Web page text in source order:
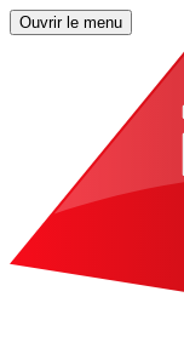
Ouvrir le menu